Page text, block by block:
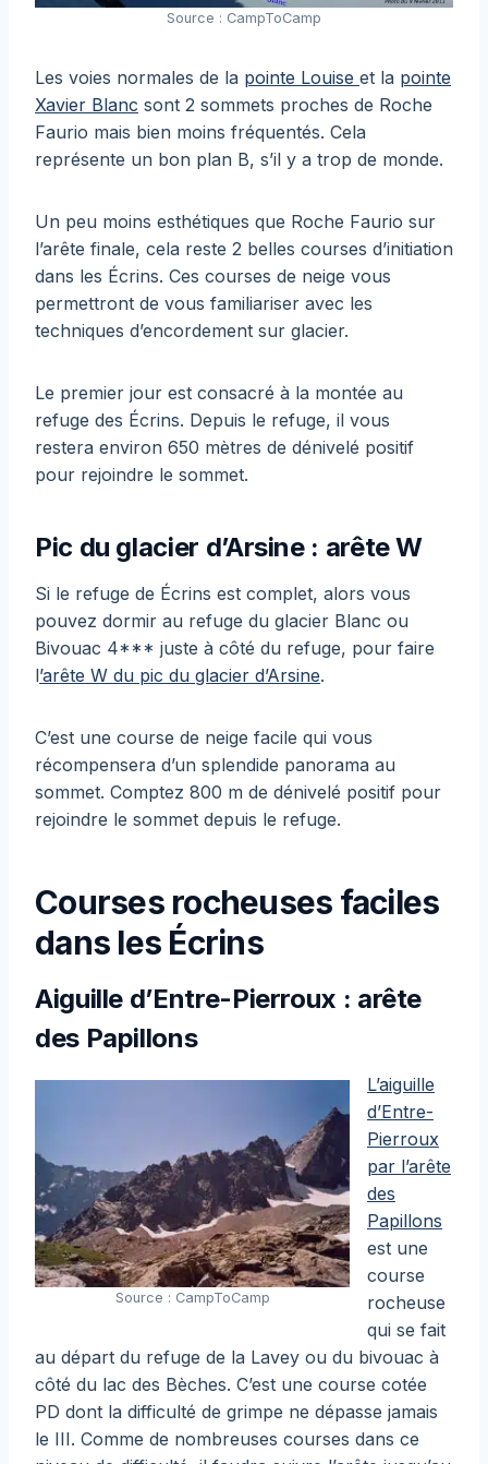
Source : CampToCamp
Les voies normales de la pointe Louise et la pointe
Xavier Blanc sont 2 sommets proches de Roche
Faurio mais bien moins fréquentés. Cela
représente un bon plan B, s’il y a trop de monde.
Un peu moins esthétiques que Roche Faurio sur
l’arête finale, cela reste 2 belles courses d’initiation
dans les Écrins. Ces courses de neige vous
permettront de vous familiariser avec les
techniques d’encordement sur glacier.
Le premier jour est consacré à la montée au
refuge des Écrins. Depuis le refuge, il vous
restera environ 650 mètres de dénivelé positif
pour rejoindre le sommet.
Pic du glacier d’Arsine : arête W
Si le refuge de Écrins est complet, alors vous
pouvez dormir au refuge du glacier Blanc ou
Bivouac 4*** juste à côté du refuge, pour faire
l’arête W du pic du glacier d’Arsine.
C’est une course de neige facile qui vous
récompensera d’un splendide panorama au
sommet. Comptez 800 m de dénivelé positif pour
rejoindre le sommet depuis le refuge.
Courses rocheuses faciles
dans les Écrins
Aiguille d’Entre-Pierroux : arête
des Papillons
Source : CampToCamp
L’aiguille
d’Entre-
Pierroux
par l’arête
des
Papillons
est une
course
rocheuse
qui se fait
au départ du refuge de la Lavey ou du bivouac à
côté du lac des Bèches. C’est une course cotée
PD dont la difficulté de grimpe ne dépasse jamais
le III. Comme de nombreuses courses dans ce